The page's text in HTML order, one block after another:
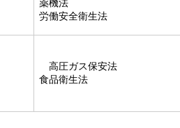
薬機法
労働安全衛生法
高圧ガス保安法
食品衛生法